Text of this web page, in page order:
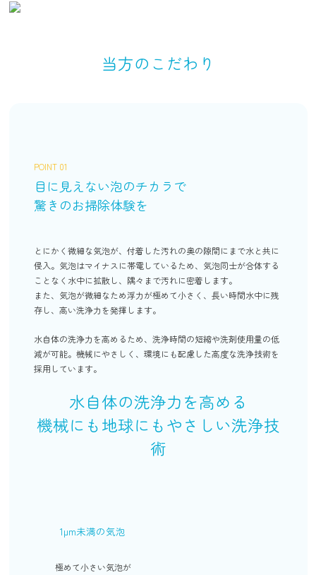
当方のこだわり
POINT 01
目に見えない泡のチカラで
驚きのお掃除体験を
とにかく微細な気泡が、付着した汚れの奥の隙間にまで水と共に
侵入。気泡はマイナスに帯電しているため、気泡同士が合体する
ことなく水中に拡散し、隅々まで汚れに密着します。
また、気泡が微細なため浮力が極めて小さく、長い時間水中に残
存し、高い洗浄力を発揮します。
水自体の洗浄力を高めるため、洗浄時間の短縮や洗剤使用量の低
減が可能。機械にやさしく、環境にも配慮した高度な洗浄技術を
採用しています。
水自体の洗浄力を高める
機械にも地球にもやさしい洗浄技
術
1μm未満の気泡
極めて小さい気泡が